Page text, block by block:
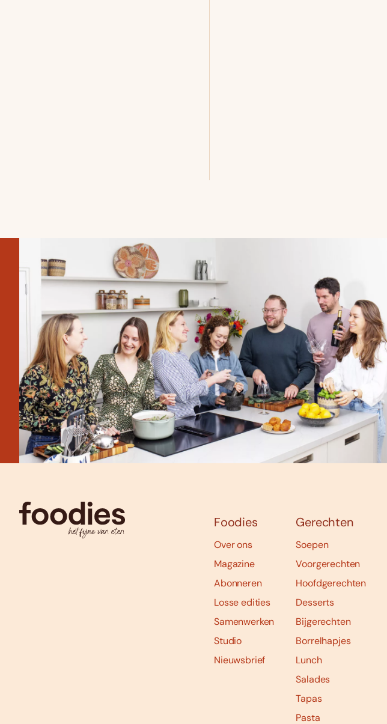
Foodies
Over ons
Magazine
Abonneren
Losse edities
Samenwerken
Studio
Nieuwsbrief
Gerechten
Soepen
Voorgerechten
Hoofdgerechten
Desserts
Bijgerechten
Borrelhapjes
Lunch
Salades
Tapas
Pasta